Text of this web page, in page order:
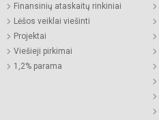
Finansinių ataskaitų rinkiniai
Lėšos veiklai viešinti
Projektai
Viešieji pirkimai
1,2% parama